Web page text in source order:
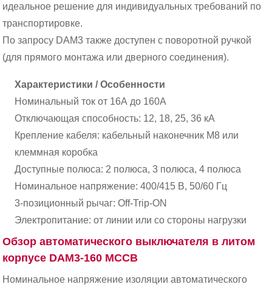
идеальное решение для индивидуальных требований по
транспортировке.
По запросу DAM3 также доступен с поворотной ручкой
(для прямого монтажа или дверного соединения).
Характеристики / Особенности
Номинальный ток от 16А до 160А
Отключающая способность: 12, 18, 25, 36 кА
Крепление кабеля: кабельный наконечник M8 или
клеммная коробка
Доступные полюса: 2 полюса, 3 полюса, 4 полюса
Номинальное напряжение: 400/415 В, 50/60 Гц
3-позиционный рычаг: Off-Trip-ON
Электропитание: от линии или со стороны нагрузки
Обзор автоматического выключателя в литом
корпусе DAM3-160 MCCB
Номинальное напряжение изоляции автоматического